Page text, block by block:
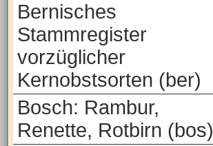
Bernisches
Stammregister
vorzüglicher
Kernobstsorten (ber)
Bosch: Rambur,
Renette, Rotbirn (bos)